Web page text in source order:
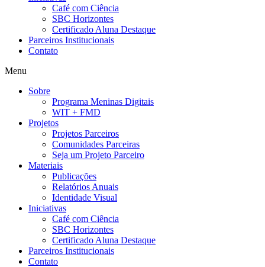
Café com Ciência
SBC Horizontes
Certificado Aluna Destaque
Parceiros Institucionais
Contato
Menu
Sobre
Programa Meninas Digitais
WIT + FMD
Projetos
Projetos Parceiros
Comunidades Parceiras
Seja um Projeto Parceiro
Materiais
Publicações
Relatórios Anuais
Identidade Visual
Iniciativas
Café com Ciência
SBC Horizontes
Certificado Aluna Destaque
Parceiros Institucionais
Contato